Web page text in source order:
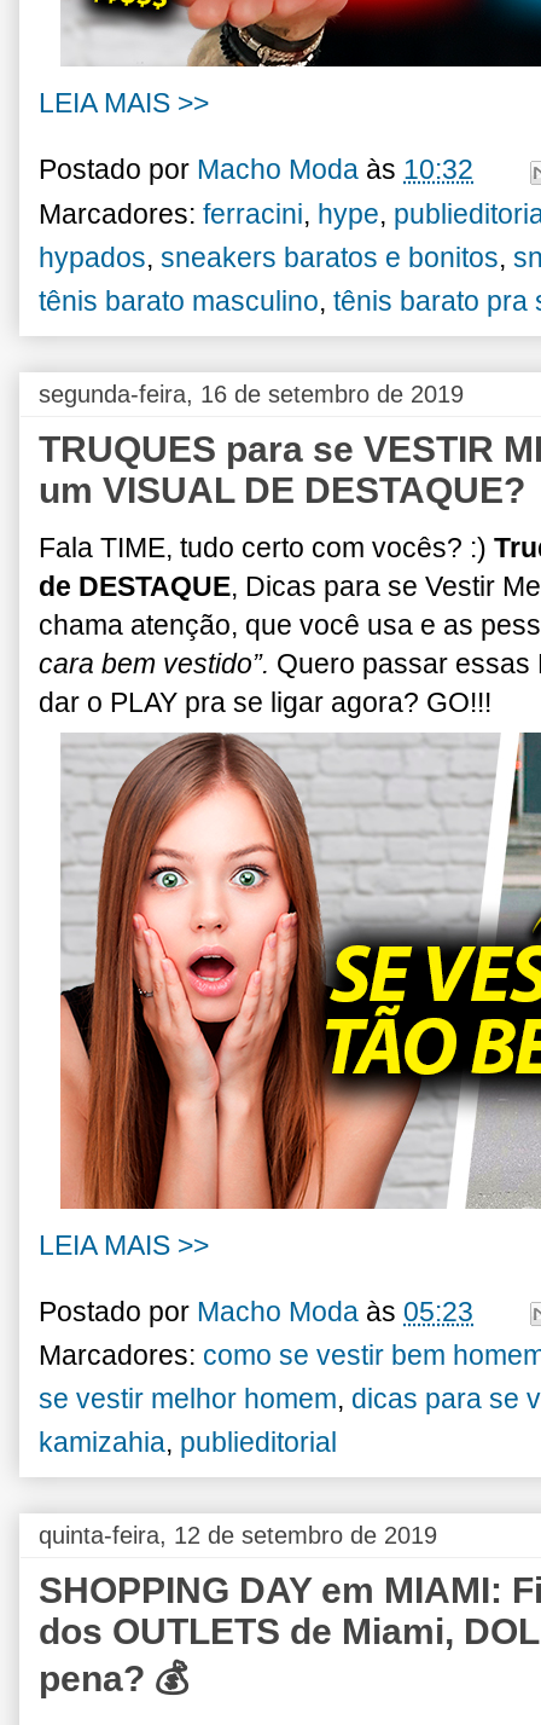
LEIA MAIS >>
Postado por Macho Moda às 10:32
Marcadores: ferracini, hype,
hypados, sneakers baratos e bonitos,
tênis barato masculino, tênis barato pra
segunda-feira, 16 de setembro de 2019
TRUQUES para se VESTIR
um VISUAL DE DESTAQUE?
Fala TIME, tudo certo com vocês? :)
de DESTAQUE, Dicas para se Vestir
chama atenção, que você usa e as
cara bem vestido”. Quero passar essas
dar o PLAY pra se ligar agora? GO!!!
LEIA MAIS >>
Postado por Macho Moda às 05:23
Marcadores: como se vestir bem
se vestir melhor homem, dicas para se
kamizahia, publieditorial
quinta-feira, 12 de setembro de 2019
SHOPPING DAY em MIAMI:
dos OUTLETS de Miami,
pena? 💰